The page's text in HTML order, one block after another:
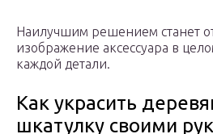
Наилучшим решением станет
изображение аксессуара в
каждой детали.
Как украсить
шкатулку своими